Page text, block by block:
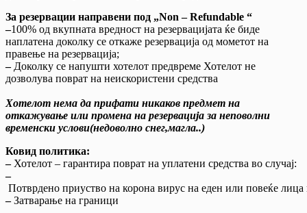
За резервации направени под „Non – Refundable “
–100% од вкупната вредност на резервацијата ќе биде
наплатена доколку се откаже резервација од мометот на
правење на резервација;
– Доколку се напушти хотелот предвреме Хотелот не
дозволува поврат на неискористени средства
Хотелот нема да прифати никаков предмет на
откажување или промена на резервација за неповолни
временски услови(недоволно снег,магла..)
Ковид политика:
– Хотелот – гарантира поврат на уплатени средства во случај:
–
Потврдено приуство на корона вирус на еден или повеќе лица
–Затварање на граници